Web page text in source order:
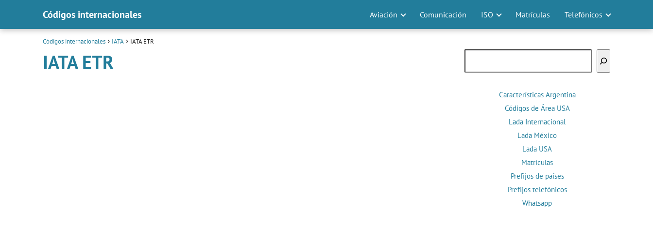
Códigos internacionales Aviación Comunicación ISO Matrículas Telefónicos
Códigos internacionales IATA IATA ETR
IATA ETR
Características Argentina
Códigos de Área USA
Lada Internacional
Lada México
Lada USA
Matrículas
Prefijos de países
Prefijos telefónicos
Whatsapp